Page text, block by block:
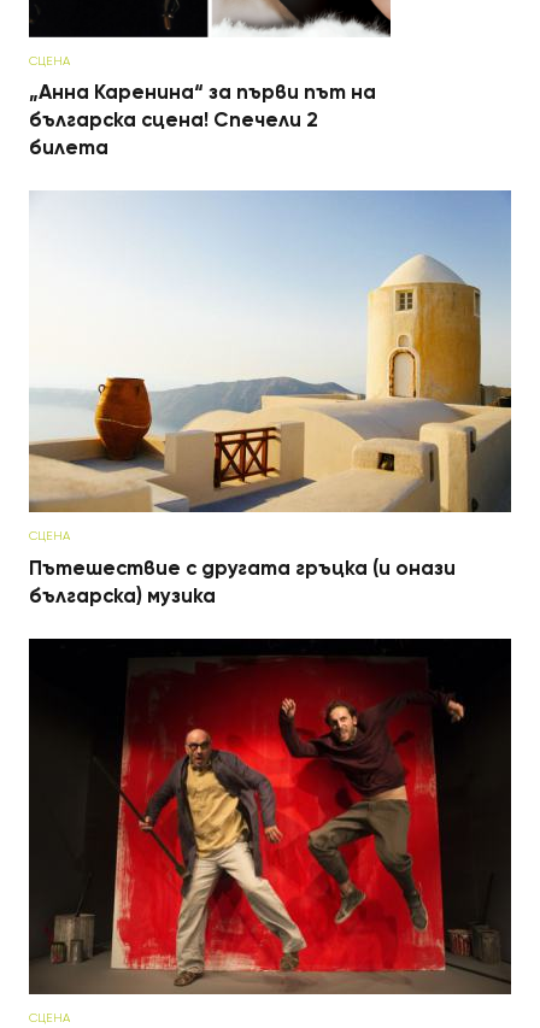
СЦЕНА
„Анна Каренина“ за първи път на
българска сцена! Спечели 2
билета
СЦЕНА
Пътешествие с другата гръцка (и онази
българска) музика
СЦЕНА